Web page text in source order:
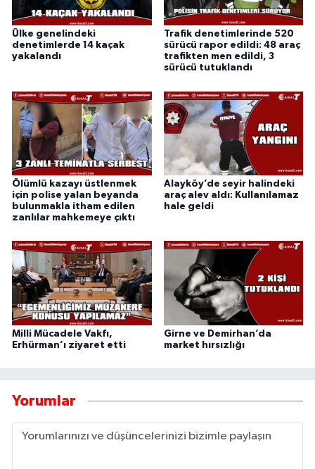
Ülke genelindeki
denetimlerde 14 kaçak
yakalandı
Trafik denetimlerinde 520
sürücü rapor edildi: 48 araç
trafikten men edildi, 3
sürücü tutuklandı
Ölümlü kazayı üstlenmek
için polise yalan beyanda
bulunmakla itham edilen
zanlılar mahkemeye çıktı
Alayköy’de seyir halindeki
araç alev aldı: Kullanılamaz
hale geldi
Milli Mücadele Vakfı,
Erhürman’ı ziyaret etti
Girne ve Demirhan’da
market hırsızlığı
Yorumlar